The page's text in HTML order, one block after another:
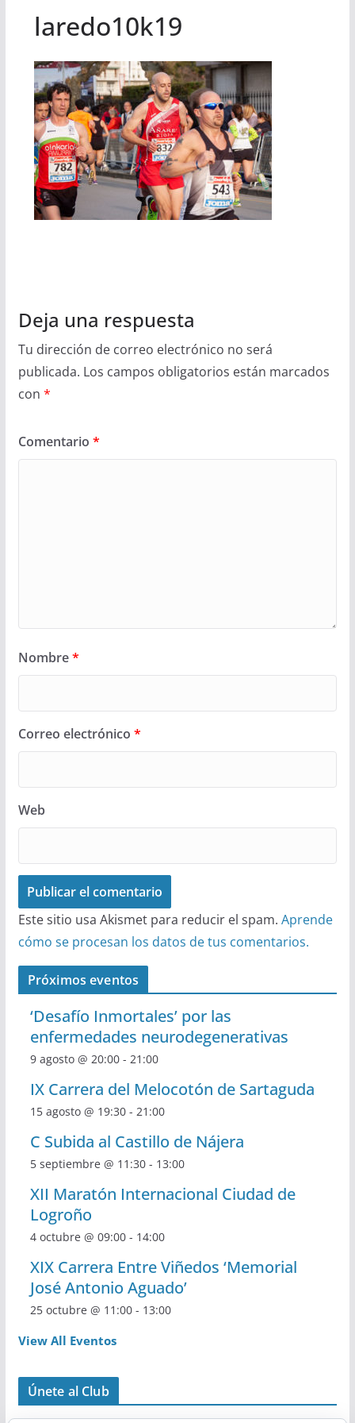
laredo10k19
Deja una respuesta
Tu dirección de correo electrónico no será
publicada. Los campos obligatorios están marcados
con *
Comentario *
Nombre*
Correo electrónico *
Web
Este sitio usa Akismet para reducir el spam. Aprende
cómo se procesan los datos de tus comentarios.
Próximos eventos
‘Desafío Inmortales’ por las
enfermedades neurodegenerativas
9 agosto @ 20:00- 21:00
IX Carrera del Melocotón de Sartaguda
15 agosto @ 19:30- 21:00
C Subida al Castillo de Nájera
5 septiembre @ 11:30- 13:00
XII Maratón Internacional Ciudad de
Logroño
4 octubre @ 09:00- 14:00
XIX Carrera Entre Viñedos ‘Memorial
José Antonio Aguado’
25 octubre @ 11:00- 13:00
View All Eventos
Únete al Club